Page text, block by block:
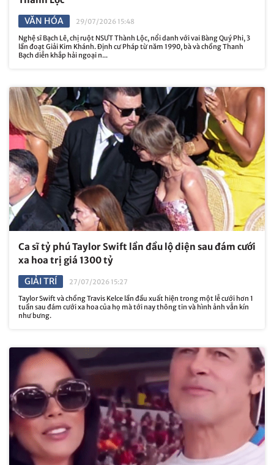
VĂN HÓA
29/07/2026 15:48
Nghệ sĩ Bạch Lê, chị ruột NSƯT Thành Lộc, nổi danh với vai Bàng Quý Phi, 3
lần đoạt Giải Kim Khánh. Định cư Pháp từ năm 1990, bà và chồng Thanh
Bạch diễn khắp hải ngoại n...
Ca sĩ tỷ phú Taylor Swift lần đầu lộ diện sau đám cưới
xa hoa trị giá 1300 tỷ
GIẢI TRÍ
27/07/2026 15:27
Taylor Swift và chồng Travis Kelce lần đầu xuất hiện trong một lễ cưới hơn 1
tuần sau đám cưới xa hoa của họ mà tới nay thông tin và hình ảnh vẫn kín
như bưng.